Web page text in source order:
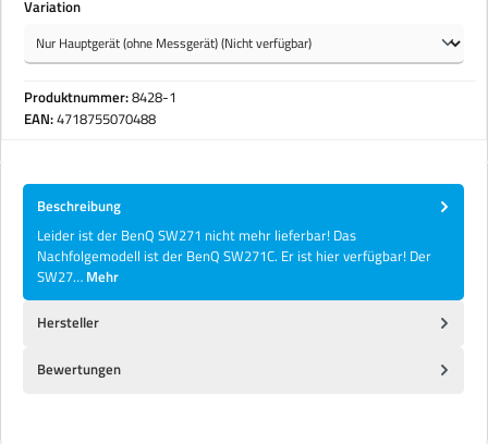
Variationauswählen
Produktnummer:8428-1
EAN:4718755070488
Beschreibung
Leider ist der BenQ SW271 nicht mehr lieferbar! Das
Nachfolgemodell ist der BenQ SW271C. Er ist hier verfügbar! Der
SW27… Mehr
Hersteller
Bewertungen